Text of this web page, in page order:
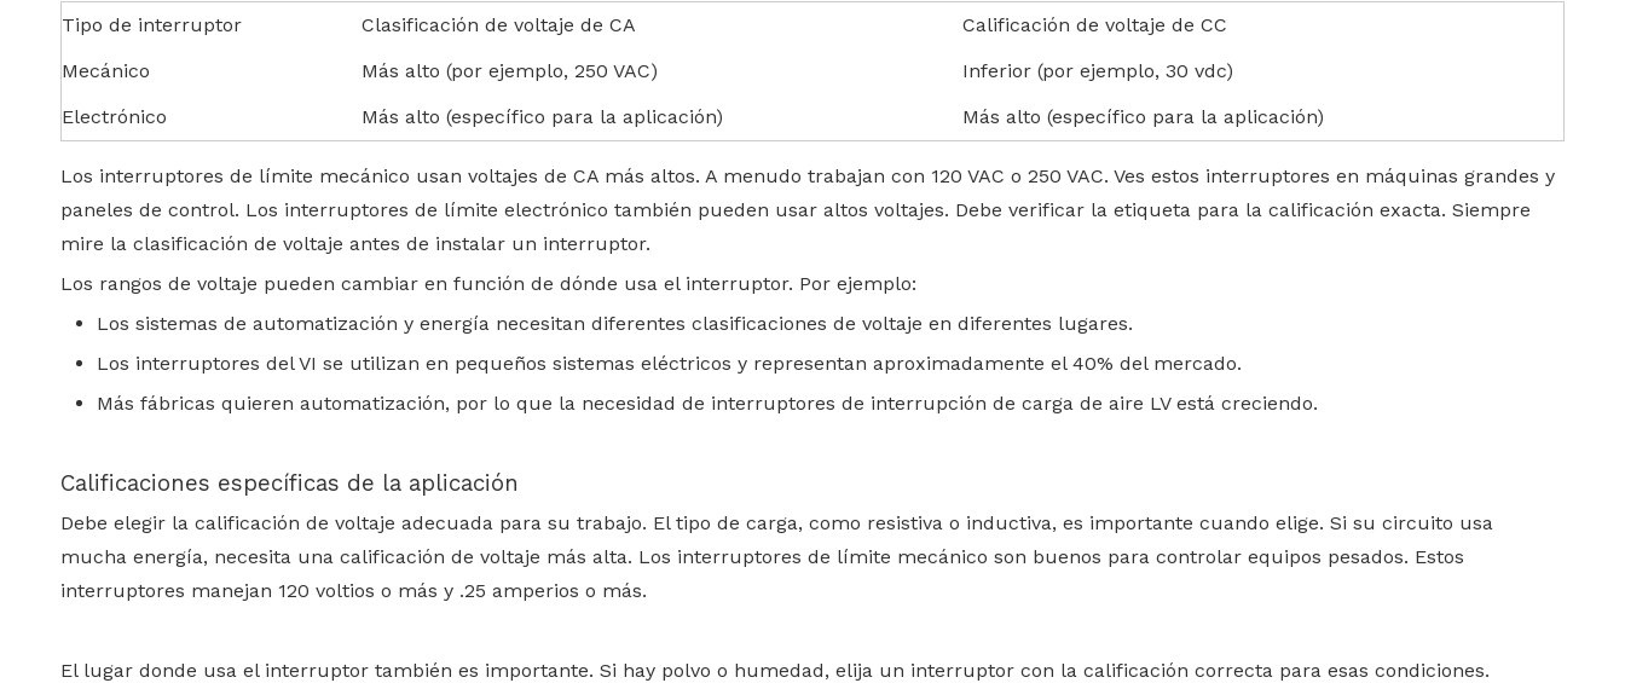
Tipo de interruptor Clasificación de voltaje de CA
Calificación de voltaje de CC
Mecánico
Más alto (por ejemplo, 250 VAC)
Inferior (por ejemplo, 30 vdc)
Electrónico
Más alto (específico para la aplicación) Más alto (específico para la aplicación)
Los interruptores de límite mecánico usan voltajes de CA más altos. A menudo trabajan con 120 VAC o 250 VAC. Ves estos interruptores en máquinas grandes y
paneles de control. Los interruptores de límite electrónico también pueden usar altos voltajes. Debe verificar la etiqueta para la calificación exacta. Siempre
mire la clasificación de voltaje antes de instalar un interruptor.
Los rangos de voltaje pueden cambiar en función de dónde usa el interruptor. Por ejemplo:
Los sistemas de automatización y energía necesitan diferentes clasificaciones de voltaje en diferentes lugares.
Los interruptores del VI se utilizan en pequeños sistemas eléctricos y representan aproximadamente el 40% del mercado.
Más fábricas quieren automatización, por lo que la necesidad de interruptores de interrupción de carga de aire LV está creciendo.
Calificaciones específicas de la aplicación
Debe elegir la calificación de voltaje adecuada para su trabajo. El tipo de carga, como resistiva o inductiva, es importante cuando elige. Si su circuito usa
mucha energía, necesita una calificación de voltaje más alta. Los interruptores de límite mecánico son buenos para controlar equipos pesados. Estos
interruptores manejan 120 voltios o más y .25 amperios o más.
El lugar donde usa el interruptor también es importante. Si hay polvo o humedad, elija un interruptor con la calificación correcta para esas condiciones.